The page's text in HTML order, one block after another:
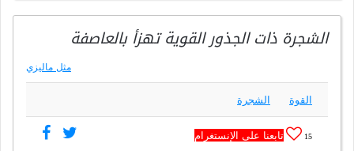
الشجرة ذات الجذور القوية تهزأ بالعاصفة
مثل ماليزي
القوة الشجرة
15 تابعنا على الإنستغرام